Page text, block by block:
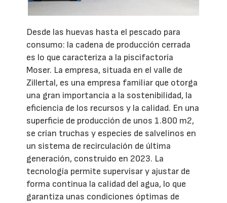
Desde las huevas hasta el pescado para
consumo: la cadena de producción cerrada
es lo que caracteriza a la piscifactoría
Moser. La empresa, situada en el valle de
Zillertal, es una empresa familiar que otorga
una gran importancia a la sostenibilidad, la
eficiencia de los recursos y la calidad. En una
superficie de producción de unos 1.800 m2,
se crían truchas y especies de salvelinos en
un sistema de recirculación de última
generación, construido en 2023. La
tecnología permite supervisar y ajustar de
forma continua la calidad del agua, lo que
garantiza unas condiciones óptimas de